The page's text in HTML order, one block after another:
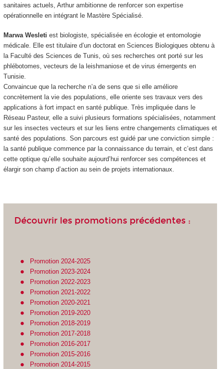
sanitaires actuels, Arthur ambitionne de renforcer son expertise
opérationnelle en intégrant le Mastère Spécialisé.
Marwa Wesleti est biologiste, spécialisée en écologie et entomologie
médicale. Elle est titulaire d’un doctorat en Sciences Biologiques obtenu à
la Faculté des Sciences de Tunis, où ses recherches ont porté sur les
phlébotomes, vecteurs de la leishmaniose et de virus émergents en
Tunisie.
Convaincue que la recherche n’a de sens que si elle améliore
concrètement la vie des populations, elle oriente ses travaux vers des
applications à fort impact en santé publique. Très impliquée dans le
Réseau Pasteur, elle a suivi plusieurs formations spécialisées, notamment
sur les insectes vecteurs et sur les liens entre changements climatiques et
santé des populations. Son parcours est guidé par une conviction simple :
la santé publique commence par la connaissance du terrain, et c’est dans
cette optique qu’elle souhaite aujourd’hui renforcer ses compétences et
élargir son champ d’action au sein de projets internationaux.
Découvrir les promotions précédentes :
Promotion 2024-2025
Promotion 2023-2024
Promotion 2022-2023
Promotion 2021-2022
Promotion 2020-2021
Promotion 2019-2020
Promotion 2018-2019
Promotion 2017-2018
Promotion 2016-2017
Promotion 2015-2016
Promotion 2014-2015